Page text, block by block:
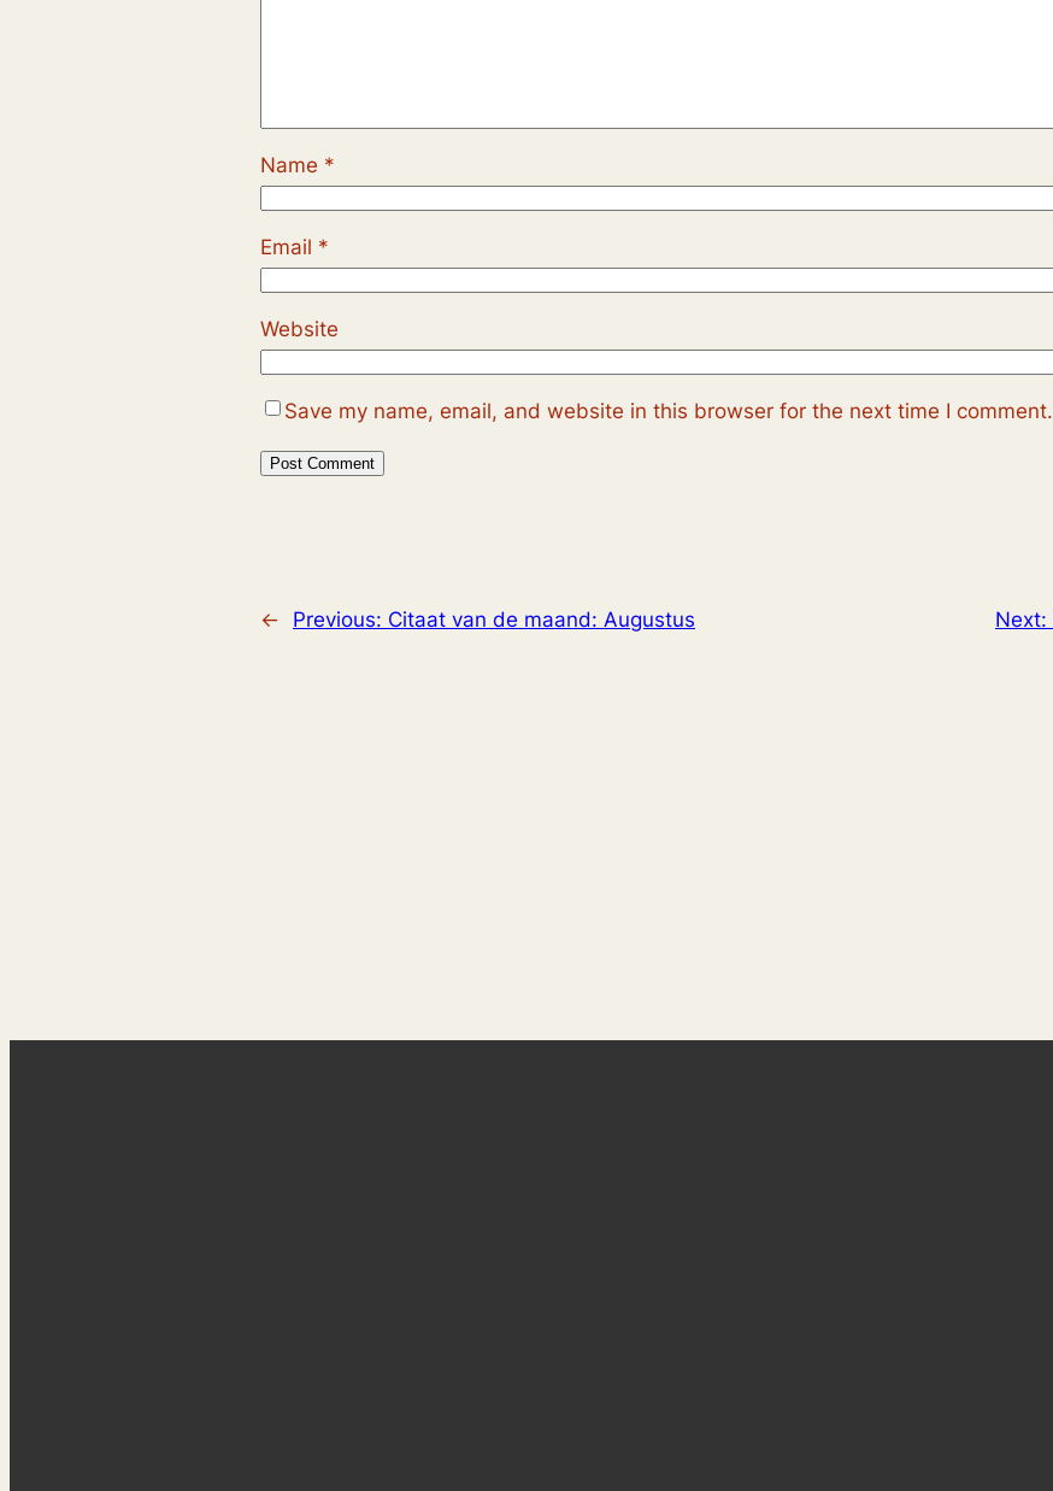
Name *
Email *
Website
Save my name, email, and website in this browser for the next time I comment.
← Previous: Citaat van de maand: Augustus Next: